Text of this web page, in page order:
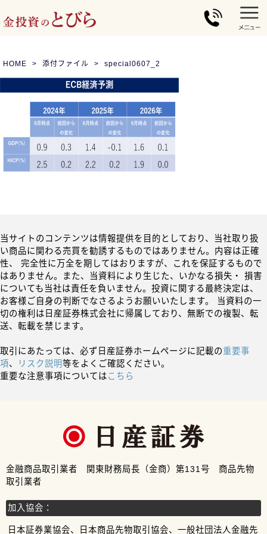
HOME 添付ファイル special0607_2
当サイトのコンテンツは情報提供を目的としており、当社取り扱
い商品に関わる売買を勧誘するものではありません。内容は正確
性、 完全性に万全を期してはおりますが、これを保証するもので
はありません。また、当資料により生じた、いかなる損失・ 損害
についても当社は責任を負いません。投資に関する最終決定は、
お客様ご自身の判断でなさるようお願いいたします。 当資料の一
切の権利は日産証券株式会社に帰属しており、無断での複製、転
送、転載を禁じます。
取引にあたっては、必ず日産証券ホームページに記載の重要事
項、 リスク説明等をよくご確認ください。
重要な注意事項についてはこちら
金融商品取引業者 関東財務局長（金商）第131号 商品先物
取引業者
加入協会：
日本証券業協会、日本商品先物取引協会、一般社団法人金融先